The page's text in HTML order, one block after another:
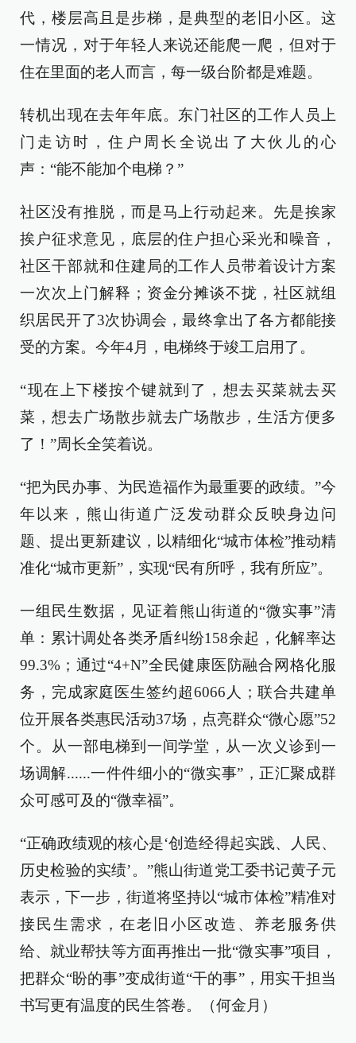
代，楼层高且是步梯，是典型的老旧小区。这
一情况，对于年轻人来说还能爬一爬，但对于
住在里面的老人而言，每一级台阶都是难题。
转机出现在去年年底。东门社区的工作人员上
门走访时，住户周长全说出了大伙儿的心
声：“能不能加个电梯？”
社区没有推脱，而是马上行动起来。先是挨家
挨户征求意见，底层的住户担心采光和噪音，
社区干部就和住建局的工作人员带着设计方案
一次次上门解释；资金分摊谈不拢，社区就组
织居民开了3次协调会，最终拿出了各方都能接
受的方案。今年4月，电梯终于竣工启用了。
“现在上下楼按个键就到了，想去买菜就去买
菜，想去广场散步就去广场散步，生活方便多
了！”周长全笑着说。
“把为民办事、为民造福作为最重要的政绩。”今
年以来，熊山街道广泛发动群众反映身边问
题、提出更新建议，以精细化“城市体检”推动精
准化“城市更新”，实现“民有所呼，我有所应”。
一组民生数据，见证着熊山街道的“微实事”清
单：累计调处各类矛盾纠纷158余起，化解率达
99.3%；通过“4+N”全民健康医防融合网格化服
务，完成家庭医生签约超6066人；联合共建单
位开展各类惠民活动37场，点亮群众“微心愿”52
个。从一部电梯到一间学堂，从一次义诊到一
场调解......一件件细小的“微实事”，正汇聚成群
众可感可及的“微幸福”。
“正确政绩观的核心是‘创造经得起实践、人民、
历史检验的实绩’。”熊山街道党工委书记黄子元
表示，下一步，街道将坚持以“城市体检”精准对
接民生需求，在老旧小区改造、养老服务供
给、就业帮扶等方面再推出一批“微实事”项目，
把群众“盼的事”变成街道“干的事”，用实干担当
书写更有温度的民生答卷。（何金月）